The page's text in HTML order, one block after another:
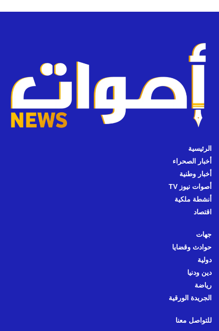
الرئيسية
أخبار الصحراء
أخبار وطنية
أصوات نيوز TV
أنشطة ملكية
اقتصاد
جهات
حوادث وقضايا
دولية
دين ودنيا
رياضة
الجريدة الورقية
للتواصل معنا